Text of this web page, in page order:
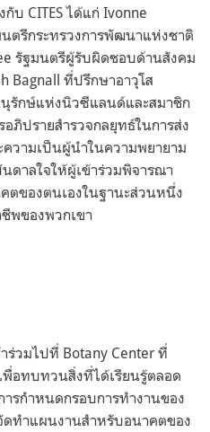
บ CITES ได้แก่ Ivonne
นตรีกระทรวงการพัฒนาแห่งชาติ
รัฐมนตรีผู้รับผิดชอบด้านสังคม
Bagnall ที่ปรึกษาอาวุโส
นุรักษ์แห่งนิวซีแลนด์และสมาชิก
อภิปรายสำรวจกลยุทธ์ในการส่ง
ความเป็นผู้นำในความพยายาม
ดาลใจให้ผู้เข้าร่วมพิจารณา
ของตนเองในฐานะส่วนหนึ่ง
พของพวกเขา
วมไปที่ Botany Center ที่
พื่อทบทวนสิ่งที่ได้เรียนรู้ตลอด
ารกำหนดกรอบการทำงานของ
ดทำแผนงานสำหรับอนาคตของ